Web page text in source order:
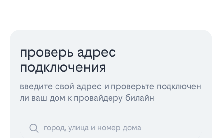
проверь адрес
подключения
введите свой адрес и проверьте подключен
ли ваш дом к провайдеру билайн